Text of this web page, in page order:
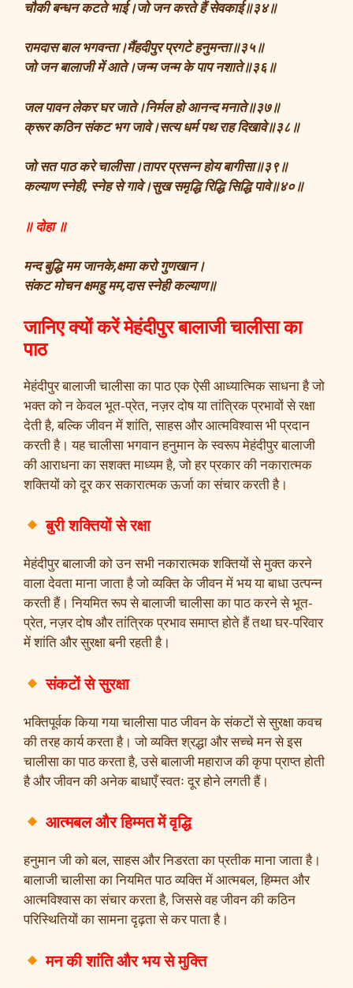
चौकी बन्धन कटते भाई।जो जन करते हैं सेवकाई॥३४॥
रामदास बाल भगवन्ता।मैंहदीपुर प्रगटे हनुमन्ता॥३५॥
जो जन बालाजी में आते।जन्म जन्म के पाप नशाते॥३६॥
जल पावन लेकर घर जाते।निर्मल हो आनन्द मनाते॥३७॥
क्रूर कठिन संकट भग जावे।सत्य धर्म पथ राह दिखावे॥३८॥
जो सत पाठ करे चालीसा।तापर प्रसन्न होय बागीसा॥३९॥
कल्याण स्नेही, स्नेह से गावे।सुख समृद्धि रिद्धि सिद्धि पावे॥४०॥
॥ दोहा ॥
मन्द बुद्धि मम जानके,क्षमा करो गुणखान।
संकट मोचन क्षमहु मम,दास स्नेही कल्याण॥
जानिए क्यों करें मेहंदीपुर बालाजी चालीसा का
पाठ
मेहंदीपुर बालाजी चालीसा का पाठ एक ऐसी आध्यात्मिक साधना है जो
भक्त को न केवल भूत-प्रेत, नज़र दोष या तांत्रिक प्रभावों से रक्षा
देती है, बल्कि जीवन में शांति, साहस और आत्मविश्वास भी प्रदान
करती है। यह चालीसा भगवान हनुमान के स्वरूप मेहंदीपुर बालाजी
की आराधना का सशक्त माध्यम है, जो हर प्रकार की नकारात्मक
शक्तियों को दूर कर सकारात्मक ऊर्जा का संचार करती है।
बुरी शक्तियों से रक्षा
मेहंदीपुर बालाजी को उन सभी नकारात्मक शक्तियों से मुक्त करने
वाला देवता माना जाता है जो व्यक्ति के जीवन में भय या बाधा उत्पन्न
करती हैं। नियमित रूप से बालाजी चालीसा का पाठ करने से भूत-
प्रेत, नज़र दोष और तांत्रिक प्रभाव समाप्त होते हैं तथा घर-परिवार
में शांति और सुरक्षा बनी रहती है।
संकटों से सुरक्षा
भक्तिपूर्वक किया गया चालीसा पाठ जीवन के संकटों से सुरक्षा कवच
की तरह कार्य करता है। जो व्यक्ति श्रद्धा और सच्चे मन से इस
चालीसा का पाठ करता है, उसे बालाजी महाराज की कृपा प्राप्त होती
है और जीवन की अनेक बाधाएँ स्वतः दूर होने लगती हैं।
आत्मबल और हिम्मत में वृद्धि
हनुमान जी को बल, साहस और निडरता का प्रतीक माना जाता है।
बालाजी चालीसा का नियमित पाठ व्यक्ति में आत्मबल, हिम्मत और
आत्मविश्वास का संचार करता है, जिससे वह जीवन की कठिन
परिस्थितियों का सामना दृढ़ता से कर पाता है।
मन की शांति और भय से मुक्ति